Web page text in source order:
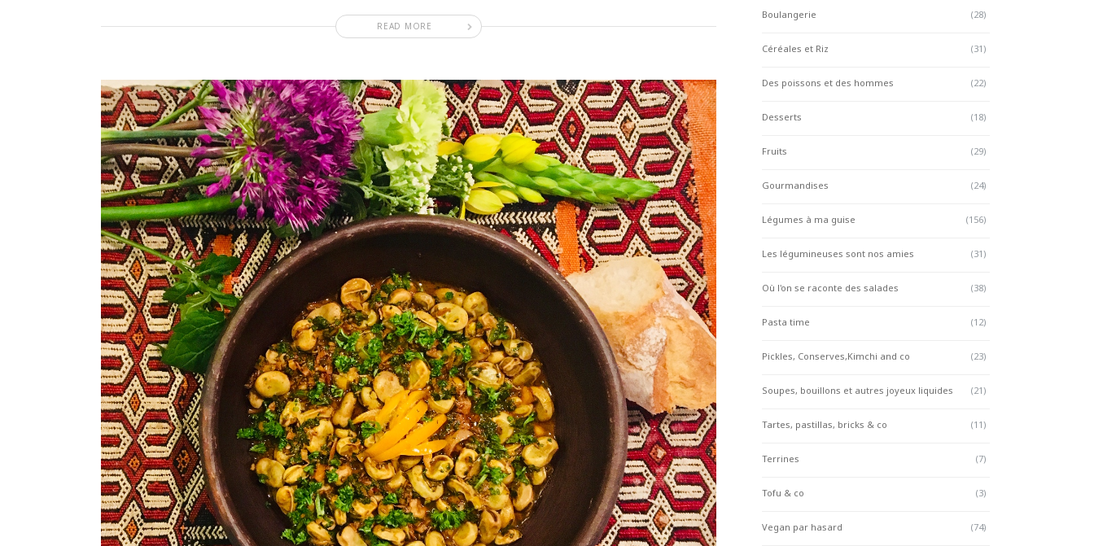
READ MORE
Boulangerie (28)
Céréales et Riz (31)
Des poissons et des hommes (22)
Desserts (18)
Fruits (29)
Gourmandises (24)
Légumes à ma guise (156)
Les légumineuses sont nos amies (31)
Où l'on se raconte des salades (38)
Pasta time (12)
Pickles, Conserves,Kimchi and co (23)
Soupes, bouillons et autres joyeux liquides (21)
Tartes, pastillas, bricks & co (11)
Terrines (7)
Tofu & co (3)
Vegan par hasard (74)